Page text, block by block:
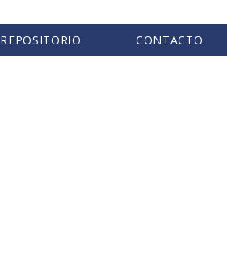
REPOSITORIO CONTACTO